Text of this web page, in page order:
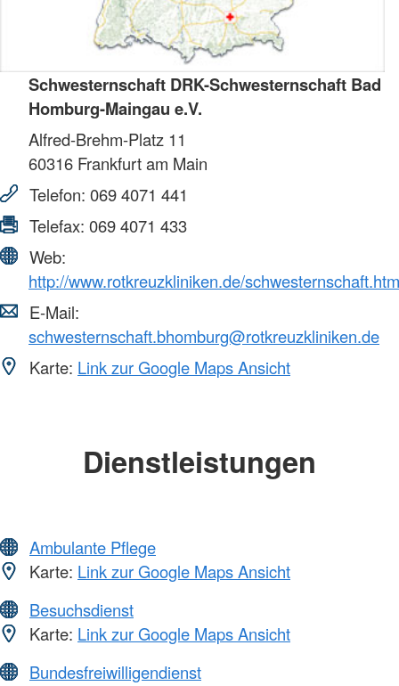
Schwesternschaft DRK-Schwesternschaft Bad
Homburg-Maingau e.V.
Alfred-Brehm-Platz 11
60316 Frankfurt am Main
Telefon: 069 4071 441
Telefax: 069 4071 433
Web:
http://www.rotkreuzkliniken.de/
E-Mail:
schwesternschaft.bhomburg@rotkreuzkliniken.de
Karte: Link zur Google Maps Ansicht
Dienstleistungen
Ambulante Pflege
Karte: Link zur Google Maps Ansicht
Besuchsdienst
Karte: Link zur Google Maps Ansicht
Bundesfreiwilligendienst